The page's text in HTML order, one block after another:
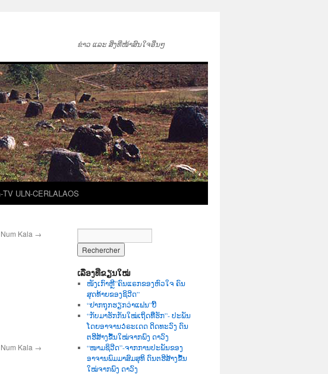
ຂ່າວ ແລະ ສິ່ງທີ່ໜ້າສົນໃຈອື່ນໆ
ULN-CERLALAOS
Kala →
Kala →
ເລື່ອງທີ່ຂຽນໃໝ່
ໜັງເກົາຫຼີ”ຄົນແຣກຂອງຫົວໃຈ ຄົນ
ສຸດທ້າຍຂອງຊິວີດ”
“ຢາກຖຸກຮຽກວ່າແຟນ”ບີ້
“ກັບມາຮັກກັນໃໝ່ເຖິດທີ່ຮັກ”- ປະພັນ
ໂດຍອາຈານວໍຣະເດດ ດິດທະວົງ ດົນ
ຕຮີສ້າງຂື້ນໃໝ່ຈາກພົງ ດາວົງ
“ໜາມຊິວີດ”-ຈາກການປະພັນຂອງ
ອາຈານພົມມາສົມສຸທິ ດົນຕຮີສ້າງຂື້ນ
ໃໝ່ຈາກພົງ ດາວົງ